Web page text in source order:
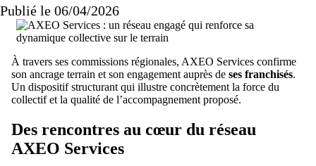
Publié le 06/04/2026
À travers ses commissions régionales, AXEO Services confirme
son ancrage terrain et son engagement auprès de ses franchisés.
Un dispositif structurant qui illustre concrètement la force du
collectif et la qualité de l’accompagnement proposé.
Des rencontres au cœur du réseau
AXEO Services